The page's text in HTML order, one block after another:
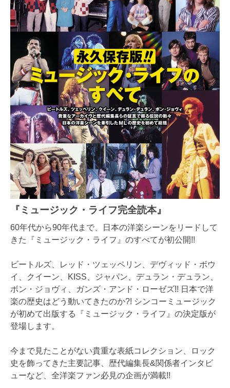
『ミュージック・ライフ完全読本』
60年代から90年代まで、日本の洋楽シーンをリードして
きた『ミュージック・ライフ』のすべてが初公開!!
ビートルズ、レッド・ツェッペリン、デヴィッド・ボウ
イ、クイーン、KISS、ジャパン、デュラン・デュラン、
ボン・ジョヴィ、ガンズ・アンド・ローゼズ!! 日本で洋
楽の歴史はどう動いてきたのか?! シンコーミュージック
が初めて出版する『ミュージック・ライフ』の決定版が
登場します。
今まで見たことがない貴重な表紙コレクション、ロック
史を飾ってきた主要記事、歴代編集長&関係者インタビ
ューなど、全洋楽ファン必見の企画が満載!!